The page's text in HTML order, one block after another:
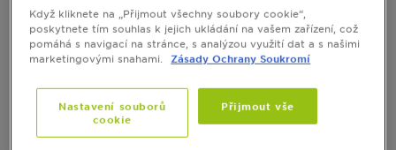
Informace o produktu
CLOSE SUBPANEL
Když kliknete na „Přijmout všechny soubory cookie“,
poskytnete tím souhlas k jejich ukládání na vašem zařízení, což
pomáhá s navigací na stránce, s analýzou využití dat a s našimi
marketingovými snahami.
Zásady Ochrany Soukromí
Nastavení souborů
cookie
Přijmout vše